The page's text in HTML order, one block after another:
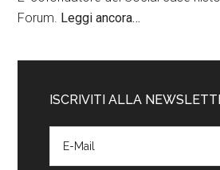
Forum. Leggi ancora…
ISCRIVITI ALLA